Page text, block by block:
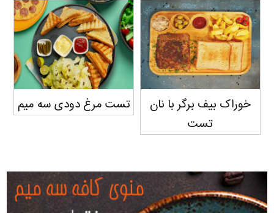
خوراک بیف برگر با نان
تست
تست مرغ دودی سه میم